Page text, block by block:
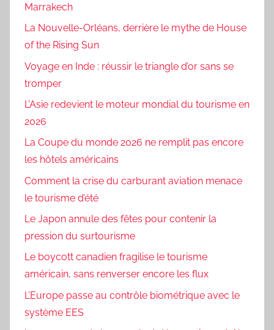
Marrakech
La Nouvelle-Orléans, derrière le mythe de House
of the Rising Sun
Voyage en Inde : réussir le triangle d’or sans se
tromper
L’Asie redevient le moteur mondial du tourisme en
2026
La Coupe du monde 2026 ne remplit pas encore
les hôtels américains
Comment la crise du carburant aviation menace
le tourisme d’été
Le Japon annule des fêtes pour contenir la
pression du surtourisme
Le boycott canadien fragilise le tourisme
américain, sans renverser encore les flux
L’Europe passe au contrôle biométrique avec le
système EES